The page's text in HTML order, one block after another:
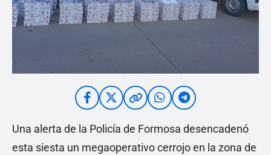
Una alerta de la Policía de Formosa desencadenó
esta siesta un megaoperativo cerrojo en la zona de